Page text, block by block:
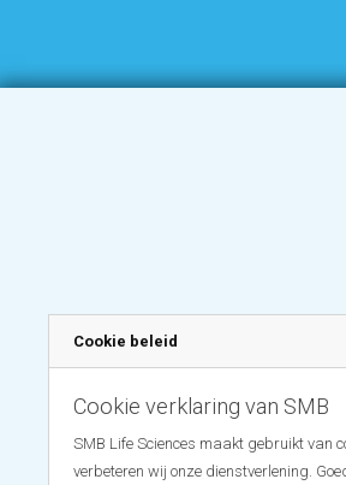
Cookie beleid
Cookie verklaring van SMB
SMB Life Sciences maakt gebruikt van
verbeteren wij onze dienstverlening.